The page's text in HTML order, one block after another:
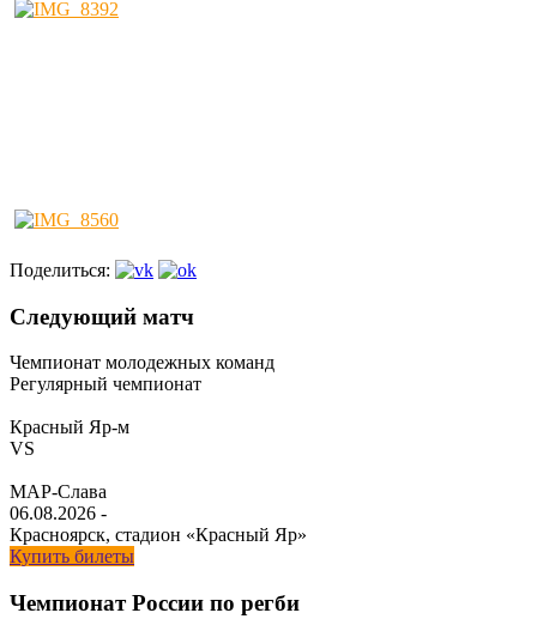
Поделиться:
Следующий матч
Чемпионат молодежных команд
Регулярный чемпионат
Красный Яр-м
VS
МАР-Слава
06.08.2026 -
Красноярск, стадион «Красный Яр»
Купить билеты
Чемпионат России по регби